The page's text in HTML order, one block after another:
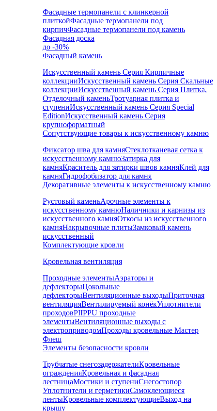
Фасадные термопанели с клинкерной
плиткойФасадные термопанели под
кирпичФасадные термопанели под камень
Фасадная доска
до -30%
Фасадный камень
Искусственный камень Серия Кирпичные
коллекцииИскусственный камень Серия Скальные
коллекцииИскусственный камень Серия Плитка,
Отделочный каменьТротуарная плитка и
ступениИскусственный камень Серия Special
EditionИскусственный камень Серия
крупноформатный
Сопутствующие товары к искусственному камню
Фиксатор шва для камняСтеклотканевая сетка к
искусственному камнюЗатирка для
камняКраситель для затирки швов камняКлей для
камняГидрофобизатор для камня
Декоративные элементы к искусственному камню
Рустовый каменьАрочные элементы к
искусственному камнюНаличники и карнизы из
искусственного камняОткосы из искусственного
камняНакрывочные плитыЗамковый камень
искусственный
Комплектующие кровли
Кровельная вентиляция
Проходные элементыАэраторы и
дефлекторыЦокольные
дефлекторыВентиляционные выходыПриточная
вентиляцияВентилируемый конёкУплотнители
проходовPIIPPU проходные
элементыВентиляционные выходы с
электроприводомПроходы кровельные Мастер
Флеш
Элементы безопасности кровли
Трубчатые снегозадержателиКровельные
огражденияКровельная и фасадная
лестницаМостики и ступениСнегостопор
Уплотнители и герметикиСамоклеющиеся
лентыКровельные комплектующиеВыход на
крышу